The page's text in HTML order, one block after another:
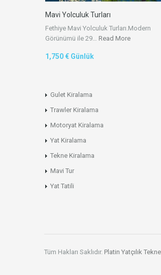
Mavi Yolculuk Turları
Fethiye Mavi Yolculuk Turları.Modern
Görünümü ile 29… Read More
1,750 € Günlük
Gulet Kiralama
Trawler Kiralama
Motoryat Kiralama
Yat Kiralama
Tekne Kiralama
Mavi Tur
Yat Tatili
Tüm Hakları Saklıdır. Platin Yatçılık